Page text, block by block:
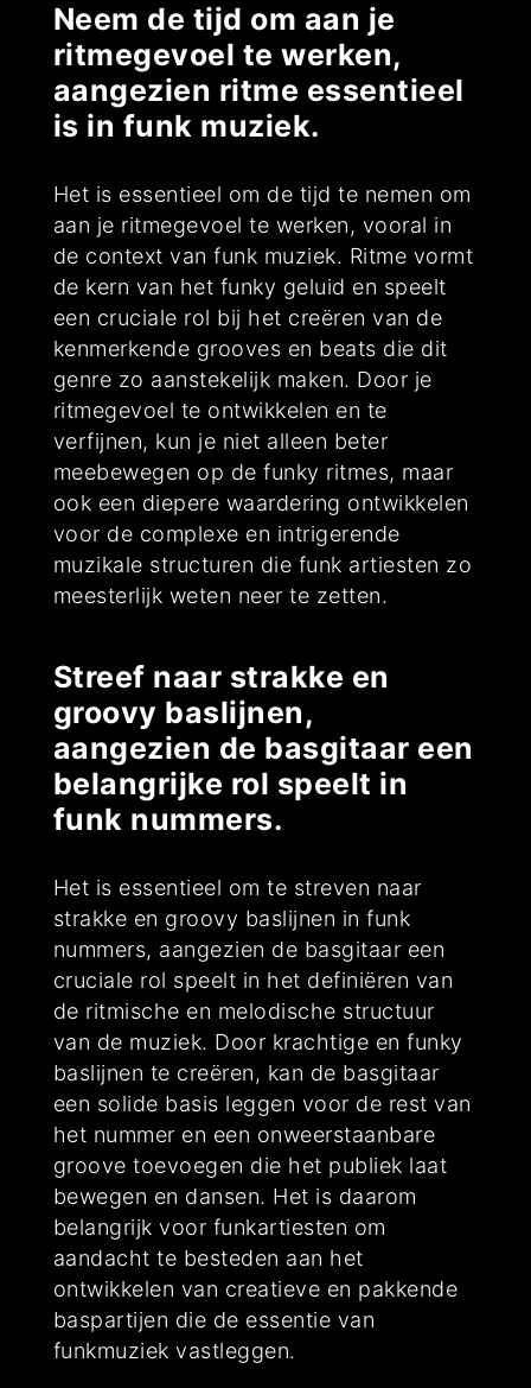
Neem de tijd om aan je
ritmegevoel te werken,
aangezien ritme essentieel
is in funk muziek.
Het is essentieel om de tijd te nemen om
aan je ritmegevoel te werken, vooral in
de context van funk muziek. Ritme vormt
de kern van het funky geluid en speelt
een cruciale rol bij het creëren van de
kenmerkende grooves en beats die dit
genre zo aanstekelijk maken. Door je
ritmegevoel te ontwikkelen en te
verfijnen, kun je niet alleen beter
meebewegen op de funky ritmes, maar
ook een diepere waardering ontwikkelen
voor de complexe en intrigerende
muzikale structuren die funk artiesten zo
meesterlijk weten neer te zetten.
Streef naar strakke en
groovy baslijnen,
aangezien de basgitaar een
belangrijke rol speelt in
funk nummers.
Het is essentieel om te streven naar
strakke en groovy baslijnen in funk
nummers, aangezien de basgitaar een
cruciale rol speelt in het definiëren van
de ritmische en melodische structuur
van de muziek. Door krachtige en funky
baslijnen te creëren, kan de basgitaar
een solide basis leggen voor de rest van
het nummer en een onweerstaanbare
groove toevoegen die het publiek laat
bewegen en dansen. Het is daarom
belangrijk voor funkartiesten om
aandacht te besteden aan het
ontwikkelen van creatieve en pakkende
baspartijen die de essentie van
funkmuziek vastleggen.